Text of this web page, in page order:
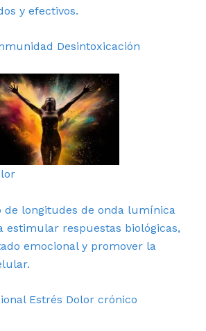
y efectivos.
Desintoxicación
de longitudes de onda lumínica
estimular respuestas biológicas,
emocional y promover la
Estrés Dolor crónico